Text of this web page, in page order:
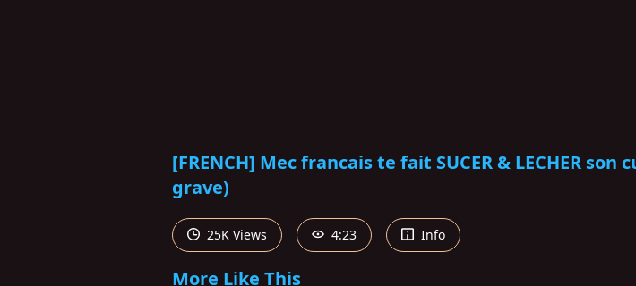
[FRENCH] Mec francais te fait SUCER & LECHER
grave)
25K Views 4:23 Info
More Like This